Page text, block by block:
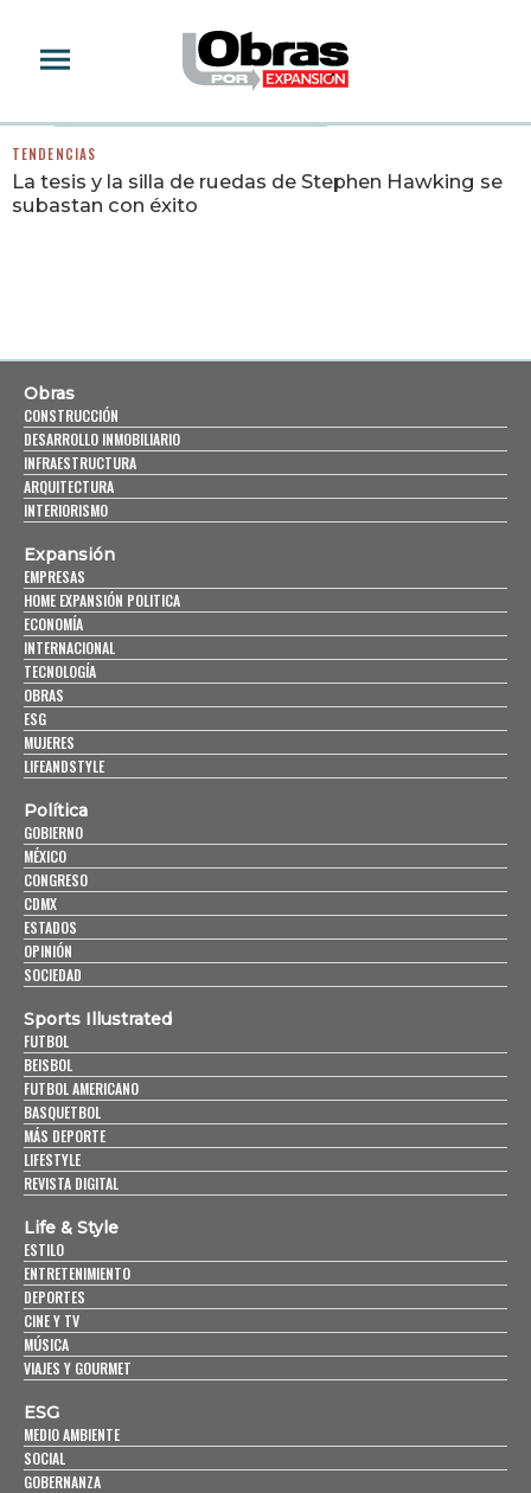
TENDENCIAS
La tesis y la silla de ruedas de Stephen Hawking se
subastan con éxito
Obras
CONSTRUCCIÓN
DESARROLLO INMOBILIARIO
INFRAESTRUCTURA
ARQUITECTURA
INTERIORISMO
Expansión
EMPRESAS
HOME EXPANSIÓN POLITICA
ECONOMÍA
INTERNACIONAL
TECNOLOGÍA
OBRAS
ESG
MUJERES
LIFEANDSTYLE
Política
GOBIERNO
MÉXICO
CONGRESO
CDMX
ESTADOS
OPINIÓN
SOCIEDAD
Sports Illustrated
FUTBOL
BEISBOL
FUTBOL AMERICANO
BASQUETBOL
MÁS DEPORTE
LIFESTYLE
REVISTA DIGITAL
Life & Style
ESTILO
ENTRETENIMIENTO
DEPORTES
CINE Y TV
MÚSICA
VIAJES Y GOURMET
ESG
MEDIO AMBIENTE
SOCIAL
GOBERNANZA